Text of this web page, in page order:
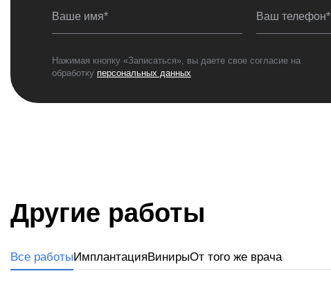
Ваше имя* Ваш телефон*
Нажимая кнопку «Записаться», вы даете свое согласие на
обработку персональных данных
Другие работы
Все работыИмплантацияВинирыОт того же врача